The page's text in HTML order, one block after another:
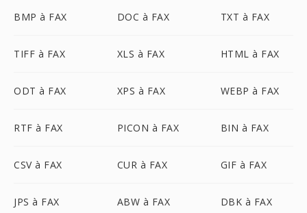
BMP à FAX DOC à FAX TXT à FAX
TIFF à FAX XLS à FAX HTML à FAX
ODT à FAX XPS à FAX WEBP à FAX
RTF à FAX PICON à FAX BIN à FAX
CSV à FAX CUR à FAX GIF à FAX
JPS à FAX ABW à FAX DBK à FAX